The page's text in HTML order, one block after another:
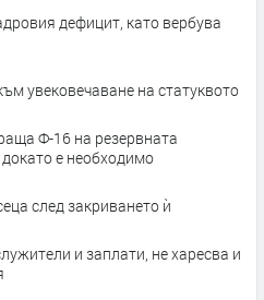
дефицит, като вербува
увековечаване на статуквото
Ф-16 на резервната
е необходимо
след закриването ѝ
и заплати, не харесва и